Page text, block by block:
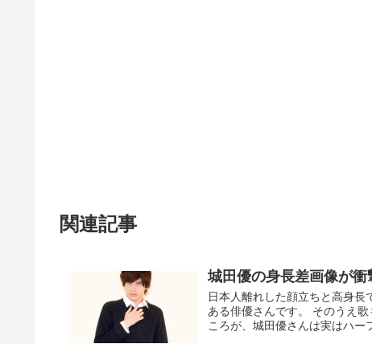
関連記事
城田優の身長差画像が
日本人離れした顔立ちと高身
ある俳優さんです。 そのうえ
ころが、城田優さんは実はハー